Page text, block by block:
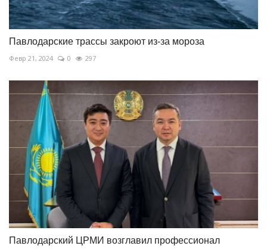
Павлодарские трассы закроют из-за мороза
Февр 21, 2024 0 297
Павлодарский ЦРМИ возглавил профессионал